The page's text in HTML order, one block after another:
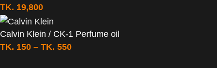
TK. 19,800
Calvin Klein / CK-1 Perfume oil
TK. 150 – TK. 550